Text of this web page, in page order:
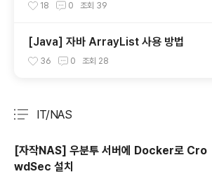
18 0 조회 39
[Java] 자바 ArrayList 사용 방법
36 0 조회 28
IT/NAS
[자작NAS] 우분투 서버에 Docker로 Cro
wdSec 설치